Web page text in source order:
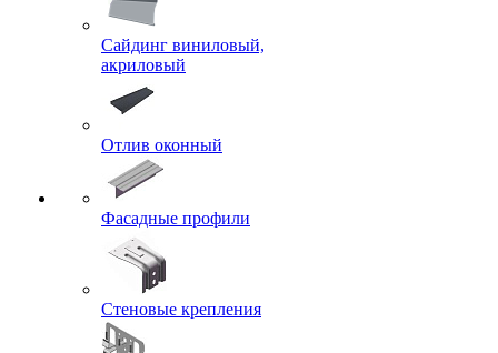
Сайдинг виниловый,
акриловый
Отлив оконный
Фасадные профили
Стеновые крепления